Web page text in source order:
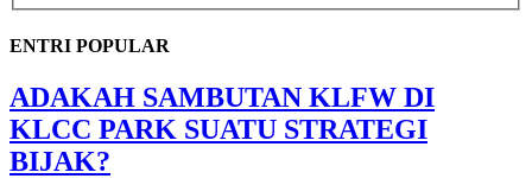
ENTRI POPULAR
ADAKAH SAMBUTAN KLFW DI
KLCC PARK SUATU STRATEGI
BIJAK?